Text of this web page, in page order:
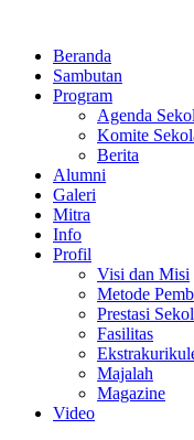
kontenBeranda
Sambutan
Program
Agenda
Komite
Berita
Alumni
Galeri
Mitra
Info
Profil
Visi dan Misi
Metode
Prestasi
Fasilitas
Majalah
Magazine
Video